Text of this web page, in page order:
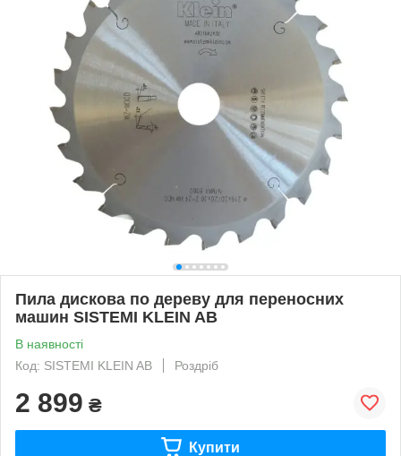
Пила дискова по дереву для переносних
машин SISTEMI KLEIN AB
В наявності
Код: SISTEMI KLEIN AB
Роздріб
2 899 ₴
Купити